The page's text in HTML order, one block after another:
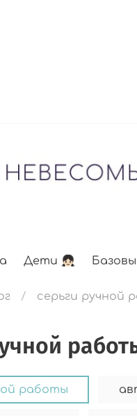
Дети 👧🏻
серьги ручной
работы